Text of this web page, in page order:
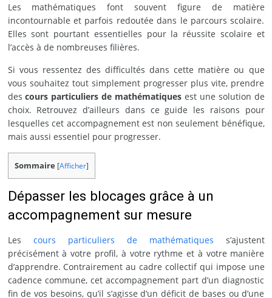
Les mathématiques font souvent figure de matière
incontournable et parfois redoutée dans le parcours scolaire.
Elles sont pourtant essentielles pour la réussite scolaire et
l’accès à de nombreuses filières.
Si vous ressentez des difficultés dans cette matière ou que
vous souhaitez tout simplement progresser plus vite, prendre
descours particuliers de mathématiques est une solution de
choix. Retrouvez d’ailleurs dans ce guide les raisons pour
lesquelles cet accompagnement est non seulement bénéfique,
mais aussi essentiel pour progresser.
Sommaire [Afficher]
Dépasser les blocages grâce à un
accompagnement sur mesure
Les cours particuliers de mathématiques s’ajustent
précisément à votre profil, à votre rythme et à votre manière
d’apprendre. Contrairement au cadre collectif qui impose une
cadence commune, cet accompagnement part d’un diagnostic
fin de vos besoins, qu’il s’agisse d’un déficit de bases ou d’une